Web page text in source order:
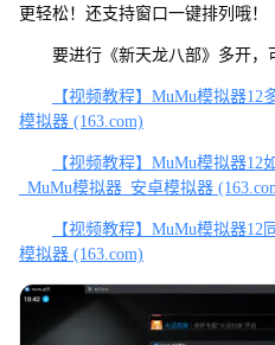
更轻松！还支持窗口一键排列哦！
要进行《新天龙八部》多开，
【视频教程】MuMu模拟器
模拟器 (163.com)
【视频教程】MuMu模拟器12
_MuMu模拟器_安卓模拟器
【视频教程】MuMu模拟器
模拟器 (163.com)